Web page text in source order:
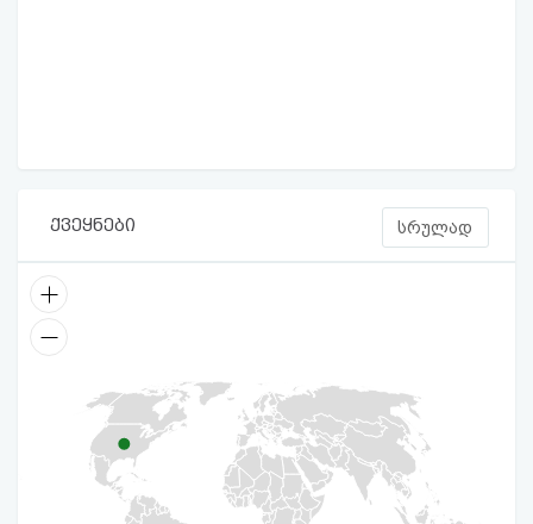
ქვეყნები სრულად